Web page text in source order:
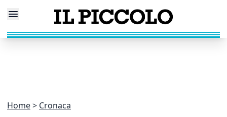
Home Cronaca